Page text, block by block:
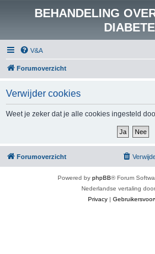
BEHANDELING
V&A
Forumoverzicht
Verwijder cookies
Weet je zeker dat je alle cookies ingesteld
Forumoverzicht
Powered by phpBB® Forum
Nederlandse vertaling
Privacy |